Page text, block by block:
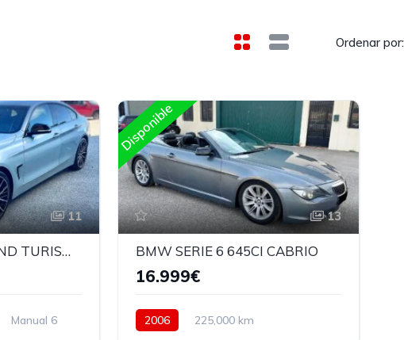
Ordenar por:
11
BMW SERIE 4 GRAND TURISMO 418D 190CV
Manual 6
Disponible
13
BMW SERIE 6 645CI CABRIO
16.999€
2006
225,000 km